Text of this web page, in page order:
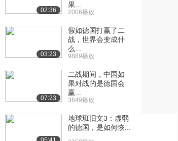
02:36
果...
2006播放
03:23
假如德国打赢了二
战，世界会变成什
么...
9889播放
07:23
二战期间，中国如
果对战的是德国会
赢...
3649播放
地球班旧文3：虚弱
的德国，是如何恢...